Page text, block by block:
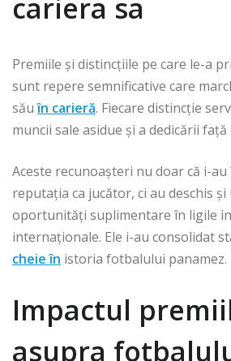
cariera sa
Premiile și distincțiile pe care le-a
sunt repere semnificative care
săuîn carieră. Fiecare distincție
muncii sale asidue și a dedicării
Aceste recunoașteri nu doar că i-
reputația ca jucător, ci au deschis
oportunități suplimentare în ligile
internaționale. Ele i-au consolidat
cheie în istoria fotbalului panamez.
Impactul
asupra